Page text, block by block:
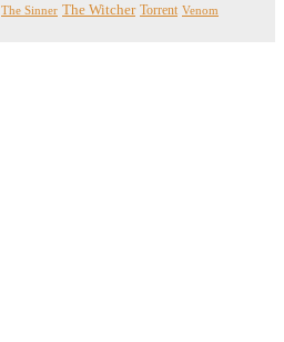
The Sinner The Witcher Torrent Venom